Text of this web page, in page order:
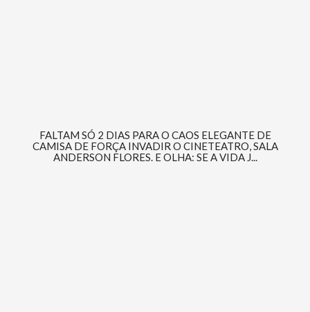
FALTAM SÓ 2 DIAS PARA O CAOS ELEGANTE DE
CAMISA DE FORÇA INVADIR O CINETEATRO, SALA
ANDERSON FLORES. E OLHA: SE A VIDA J...